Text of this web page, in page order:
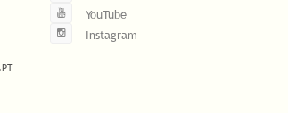
YouTube
Instagram